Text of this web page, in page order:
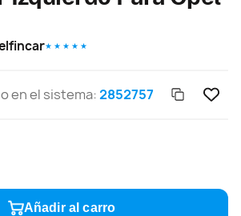
★ ★ ★ ★ ★
en el sistema:2852757
Añadir al carro